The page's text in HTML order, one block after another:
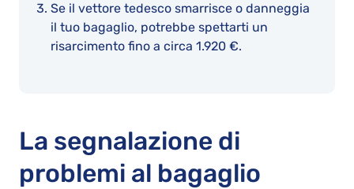
Se il vettore tedesco smarrisce o danneggia
il tuo bagaglio, potrebbe spettarti un
risarcimento fino a circa 1.920 €.
La segnalazione di
problemi al bagaglio